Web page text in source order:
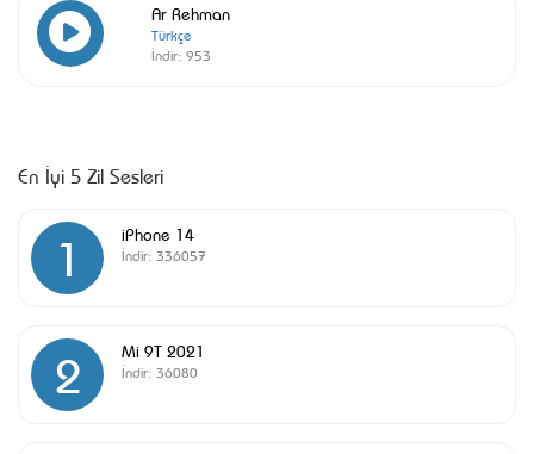
Ar Rehman
Türkçe
İndir: 953
En İyi 5 Zil Sesleri
1 iPhone 14
İndir: 336057
2 Mi 9T 2021
İndir: 36080